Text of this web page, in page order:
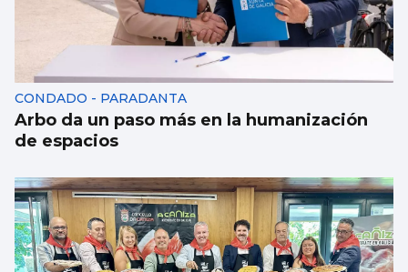
CONDADO - PARADANTA
Arbo da un paso más en la humanización
de espacios